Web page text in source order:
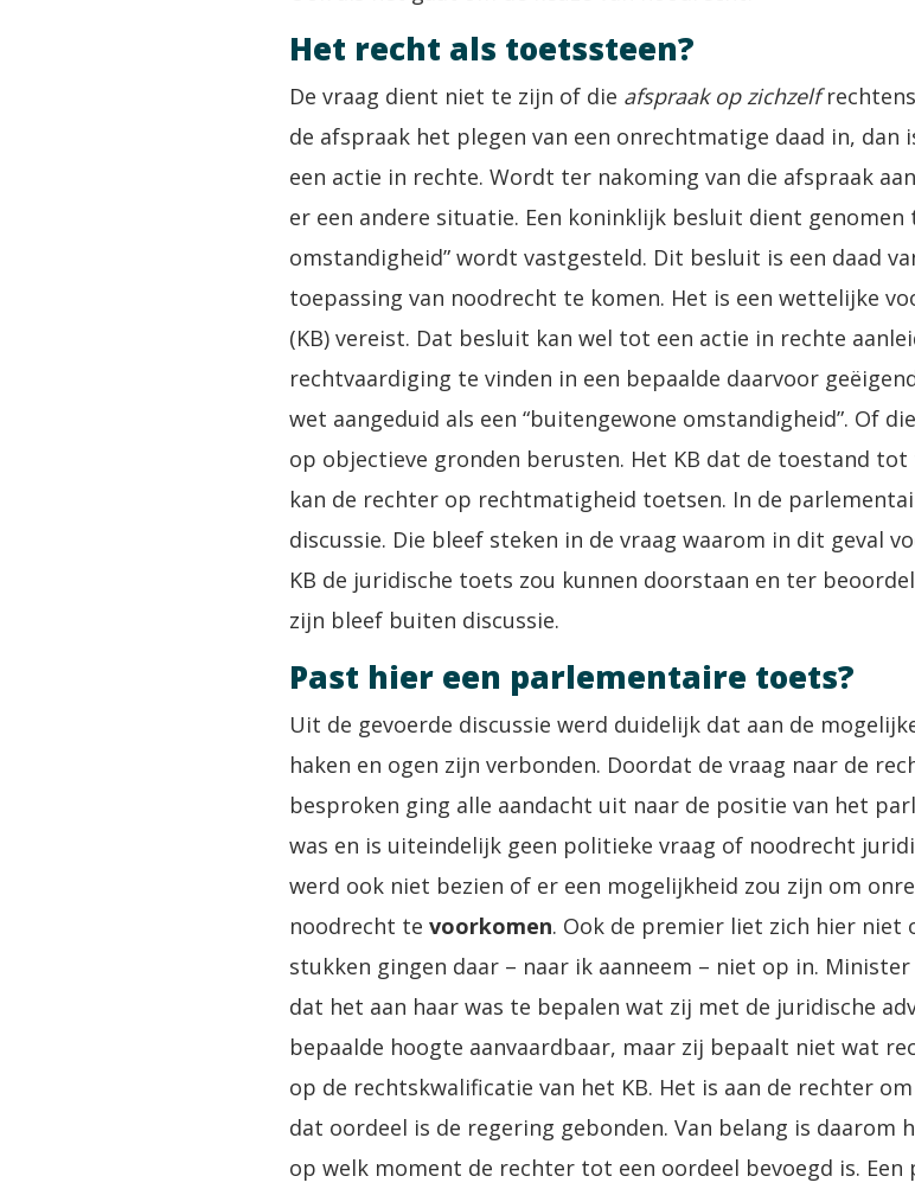
Het recht als toetssteen?
De vraag dient niet te zijn of die afspraak op zichzelf
de afspraak het plegen van een onrechtmatige daad in, dan
een actie in rechte. Wordt ter nakoming van die afspraak
er een andere situatie. Een koninklijk besluit dient genomen
omstandigheid” wordt vastgesteld. Dit besluit is een daad
toepassing van noodrecht te komen. Het is een wettelijke
(KB) vereist. Dat besluit kan wel tot een actie in rechte
rechtvaardiging te vinden in een bepaalde daarvoor
wet aangeduid als een “buitengewone omstandigheid”. Of
op objectieve gronden berusten. Het KB dat de toestand
kan de rechter op rechtmatigheid toetsen. In de
discussie. Die bleef steken in de vraag waarom in dit geval
KB de juridische toets zou kunnen doorstaan en ter
zijn bleef buiten discussie.
Past hier een parlementaire toets?
Uit de gevoerde discussie werd duidelijk dat aan de
haken en ogen zijn verbonden. Doordat de vraag naar de
besproken ging alle aandacht uit naar de positie van het
was en is uiteindelijk geen politieke vraag of noodrecht
werd ook niet bezien of er een mogelijkheid zou zijn om
noodrecht te voorkomen. Ook de premier liet zich hier niet
stukken gingen daar – naar ik aanneem – niet op in.
dat het aan haar was te bepalen wat zij met de juridische
bepaalde hoogte aanvaardbaar, maar zij bepaalt niet wat
op de rechtskwalificatie van het KB. Het is aan de rechter
dat oordeel is de regering gebonden. Van belang is daarom
op welk moment de rechter tot een oordeel bevoegd is.